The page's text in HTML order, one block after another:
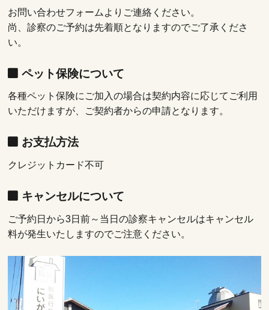
お問い合わせフォームよりご連絡ください。
尚、診察のご予約は先着順となりますのでご了承くださ
い。
ペット保険について
各種ペット保険にご加入の場合は契約内容に応じてご利用
いただけますが、ご契約者からの申請となります。
お支払方法
クレジットカード不可
キャンセルについて
ご予約日から3日前～当日の診察キャンセルはキャンセル
料が発生いたしますのでご注意ください。